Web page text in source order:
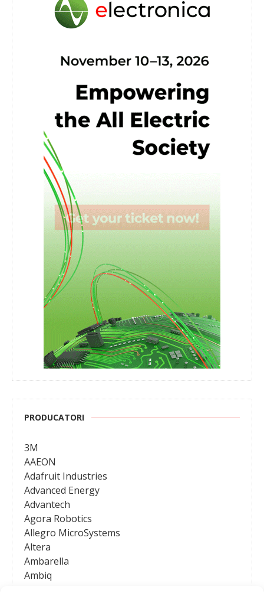
PRODUCATORI
3M
AAEON
Adafruit Industries
Advanced Energy
Advantech
Agora Robotics
Allegro MicroSystems
Altera
Ambarella
Ambiq